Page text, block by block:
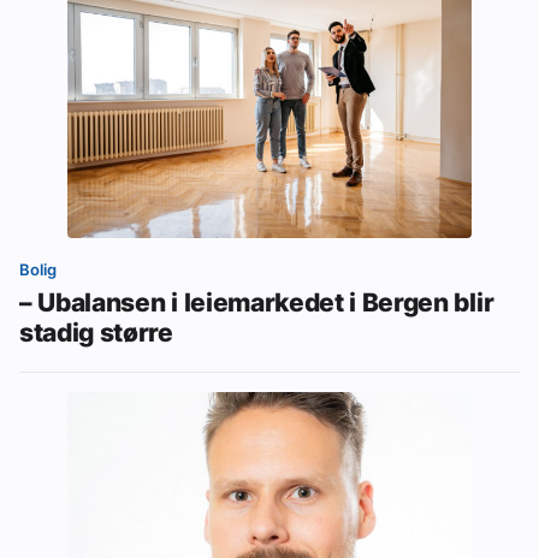
Bolig
– Ubalansen i leiemarkedet i Bergen blir
stadig større